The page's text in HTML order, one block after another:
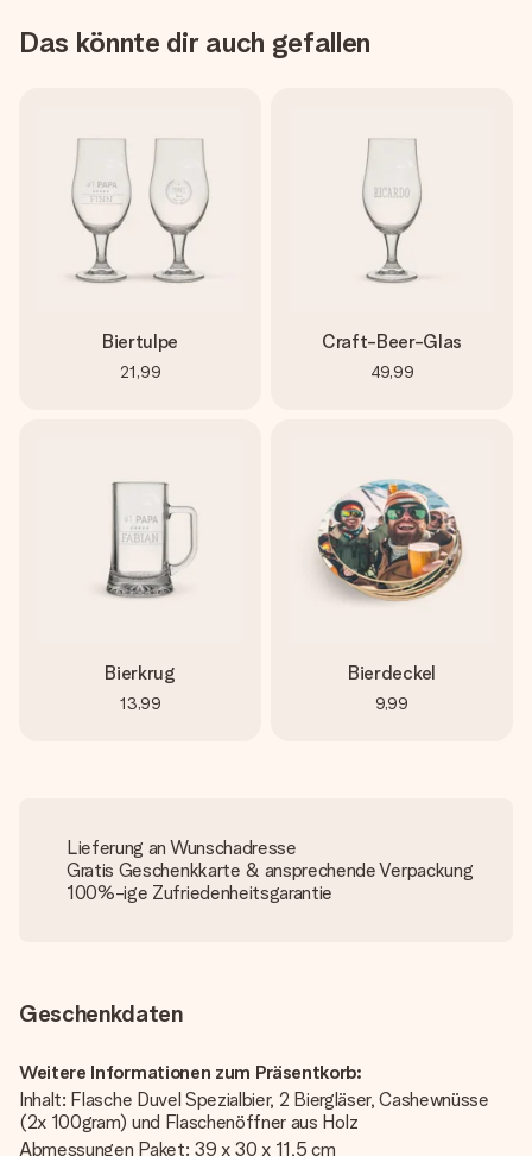
Das könnte dir auch gefallen
Biertulpe
21,99
Craft-Beer-Glas
49,99
Bierkrug
13,99
Bierdeckel
9,99
Lieferung an Wunschadresse
Gratis Geschenkkarte & ansprechende Verpackung
100%-ige Zufriedenheitsgarantie
Geschenkdaten
Weitere Informationen zum Präsentkorb:
Inhalt: Flasche Duvel Spezialbier, 2 Biergläser, Cashewnüsse
(2x 100gram) und Flaschenöffner aus Holz
Abmessungen Paket: 39 x 30 x 11,5 cm